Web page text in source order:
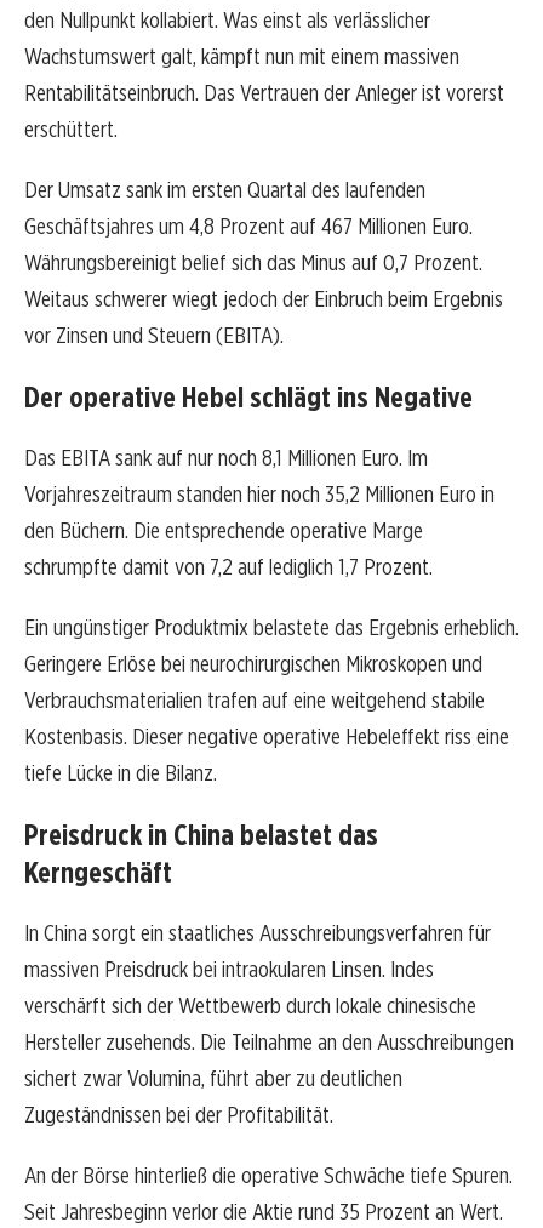
den Nullpunkt kollabiert. Was einst als verlässlicher
Wachstumswert galt, kämpft nun mit einem massiven
Rentabilitätseinbruch. Das Vertrauen der Anleger ist vorerst
erschüttert.
Der Umsatz sank im ersten Quartal des laufenden
Geschäftsjahres um 4,8 Prozent auf 467 Millionen Euro.
Währungsbereinigt belief sich das Minus auf 0,7 Prozent.
Weitaus schwerer wiegt jedoch der Einbruch beim Ergebnis
vor Zinsen und Steuern (EBITA).
Der operative Hebel schlägt ins Negative
Das EBITA sank auf nur noch 8,1 Millionen Euro. Im
Vorjahreszeitraum standen hier noch 35,2 Millionen Euro in
den Büchern. Die entsprechende operative Marge
schrumpfte damit von 7,2 auf lediglich 1,7 Prozent.
Ein ungünstiger Produktmix belastete das Ergebnis erheblich.
Geringere Erlöse bei neurochirurgischen Mikroskopen und
Verbrauchsmaterialien trafen auf eine weitgehend stabile
Kostenbasis. Dieser negative operative Hebeleffekt riss eine
tiefe Lücke in die Bilanz.
Preisdruck in China belastet das
Kerngeschäft
In China sorgt ein staatliches Ausschreibungsverfahren für
massiven Preisdruck bei intraokularen Linsen. Indes
verschärft sich der Wettbewerb durch lokale chinesische
Hersteller zusehends. Die Teilnahme an den Ausschreibungen
sichert zwar Volumina, führt aber zu deutlichen
Zugeständnissen bei der Profitabilität.
An der Börse hinterließ die operative Schwäche tiefe Spuren.
Seit Jahresbeginn verlor die Aktie rund 35 Prozent an Wert.